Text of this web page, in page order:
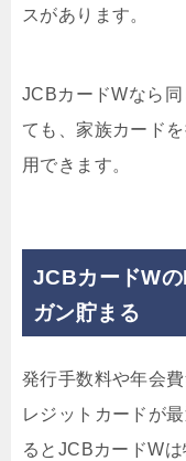
スがあります。
JCBカードWなら
ても、家族カード
用できます。
JCBカードW
ガン貯まる
発行手数料や年会
レジットカードが
るとJCBカードW